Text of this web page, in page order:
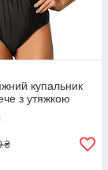
купальник
з утяжкою
₴